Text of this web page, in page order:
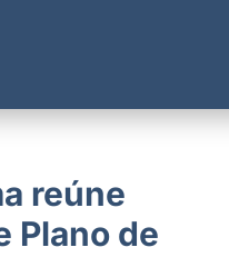
reúne
Plano de